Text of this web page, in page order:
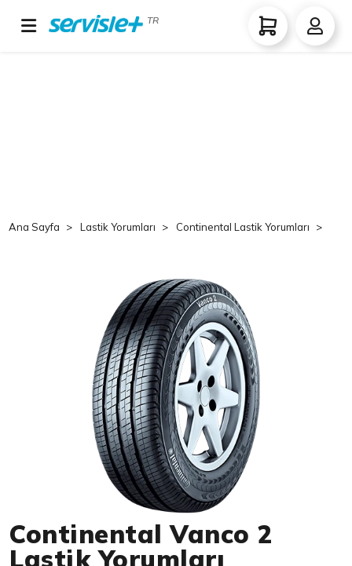
TR
Ana Sayfa Lastik Yorumları Continental Lastik Yorumları
Continental Vanco 2
Lastik Yorumları